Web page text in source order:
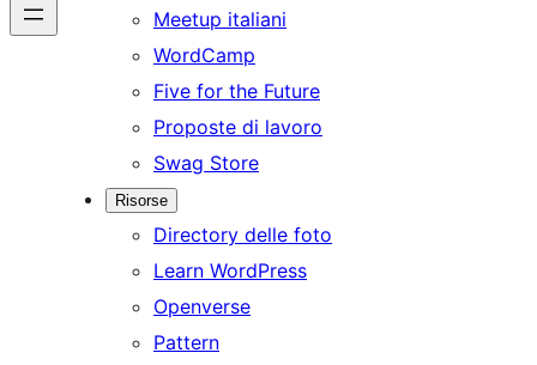
Meetup italiani
WordCamp
Five for the Future
Proposte di lavoro
Swag Store
Risorse
Directory delle foto
Learn WordPress
Openverse
Pattern